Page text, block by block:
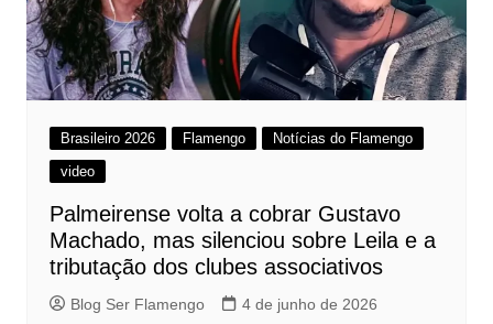
Brasileiro 2026 Flamengo
Notícias do Flamengo
video
Palmeirense volta a cobrar Gustavo
Machado, mas silenciou sobre Leila e a
tributação dos clubes associativos
Blog Ser Flamengo 4 de junho de 2026